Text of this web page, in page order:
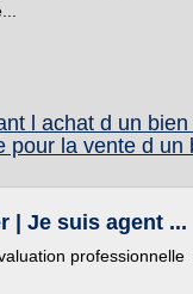
l achat d un
pour la vente d un
| Je suis agent ...